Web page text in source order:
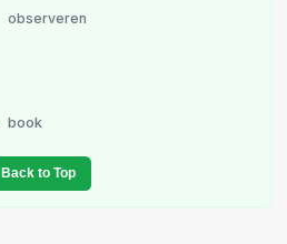
observeren
book
Back to Top